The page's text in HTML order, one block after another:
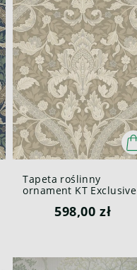
Tapeta roślinny
ornament KT Exclusive
British Heritage III
598,00 zł